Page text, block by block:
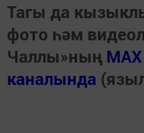
Тагы да
фото һәм
Чаллы»ның MAX
каналында